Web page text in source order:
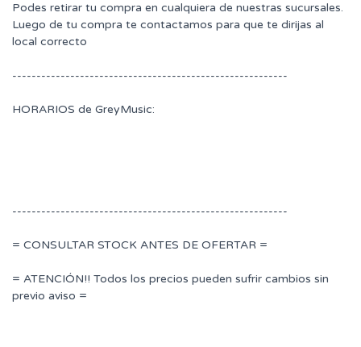
Podes retirar tu compra en cualquiera de nuestras sucursales.
Luego de tu compra te contactamos para que te dirijas al
local correcto
---------------------------------------------------------
HORARIOS de GreyMusic:
---------------------------------------------------------
= CONSULTAR STOCK ANTES DE OFERTAR =
= ATENCIÓN!! Todos los precios pueden sufrir cambios sin
previo aviso =